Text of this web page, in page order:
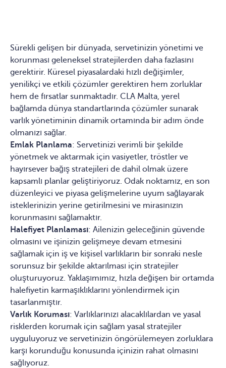
Sürekli gelişen bir dünyada, servetinizin yönetimi ve
korunması geleneksel stratejilerden daha fazlasını
gerektirir. Küresel piyasalardaki hızlı değişimler,
yenilikçi ve etkili çözümler gerektiren hem zorluklar
hem de fırsatlar sunmaktadır. CLA Malta, yerel
bağlamda dünya standartlarında çözümler sunarak
varlık yönetiminin dinamik ortamında bir adım önde
olmanızı sağlar.
Emlak Planlama: Servetinizi verimli bir şekilde
yönetmek ve aktarmak için vasiyetler, tröstler ve
hayırsever bağış stratejileri de dahil olmak üzere
kapsamlı planlar geliştiriyoruz. Odak noktamız, en son
düzenleyici ve piyasa gelişmelerine uyum sağlayarak
isteklerinizin yerine getirilmesini ve mirasınızın
korunmasını sağlamaktır.
Halefiyet Planlaması: Ailenizin geleceğinin güvende
olmasını ve işinizin gelişmeye devam etmesini
sağlamak için iş ve kişisel varlıkların bir sonraki nesle
sorunsuz bir şekilde aktarılması için stratejiler
oluşturuyoruz. Yaklaşımımız, hızla değişen bir ortamda
halefiyetin karmaşıklıklarını yönlendirmek için
tasarlanmıştır.
Varlık Koruması: Varlıklarınızı alacaklılardan ve yasal
risklerden korumak için sağlam yasal stratejiler
uyguluyoruz ve servetinizin öngörülemeyen zorluklara
karşı korunduğu konusunda içinizin rahat olmasını
sağlıyoruz.